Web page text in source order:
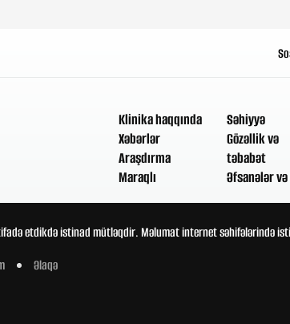
Klinika haqqında
Xəbərlər
Araşdırma
Maraqlı
Səhiyyə
Gözəllik və
təbabət
Əfsanələr
etdikdə istinad mütləqdir. Məlumat internet səhifələrində
Əlaqə